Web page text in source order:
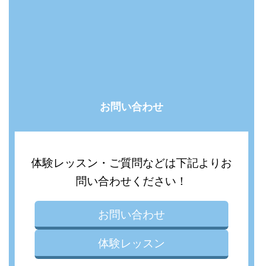
お問い合わせ
体験レッスン・ご質問などは下記よりお
問い合わせください！
お問い合わせ
体験レッスン